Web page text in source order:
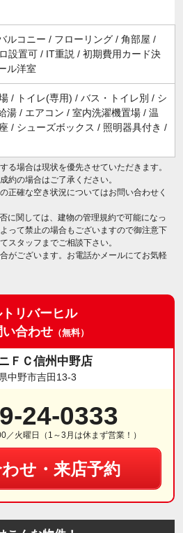
ルコニー / フローリング / 角部屋 /
設置可 / IT重説 / 初期費用カード決
ル洋室
/ トイレ(専用) / バス・トイレ別 / シ
湯 / エアコン / 室内洗濯機置場 / 温
/ シューズボックス / 照明器具付き /
る場合は現状を優先させていただきます。
約の場合はご了承ください。
正確な空き状況についてはお問い合わせく
に関しては、建物の管理規約で可能になっ
って禁止の場合もございますので御注意下
スタッフまでご相談下さい。
がございます。お電話かメールにてお気軽
トリバーヒル
合わせ （無料）
ＦＣ信州中野店
中野市吉田13-3
24-0333
／火曜日（1～3月は休まず営業！）
せ・来店予約